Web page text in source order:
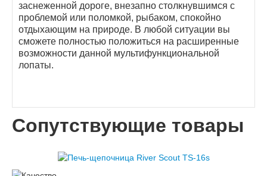
заснеженной дороге, внезапно столкнувшимся с
проблемой или поломкой, рыбаком, спокойно
отдыхающим на природе. В любой ситуации вы
сможете полностью положиться на расширенные
возможности данной мультифункциональной
лопаты.
Сопутствующие товары